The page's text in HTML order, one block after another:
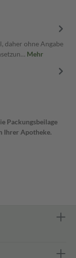
daher ohne Angabe
Mehr
Packungsbeilage
Ihrer Apotheke.